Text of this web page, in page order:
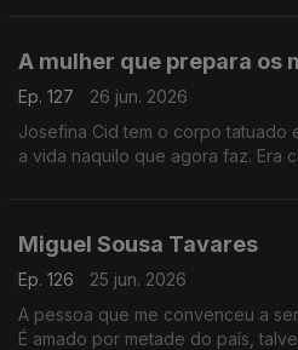
A mulher que prepara os
Ep. 127
26 jun. 2026
Josefina Cid tem o corpo tatuado
a vida naquilo que agora faz. Era
Miguel Sousa Tavares
Ep. 126
25 jun. 2026
A pessoa que me convenceu a
É amado por metade do país,